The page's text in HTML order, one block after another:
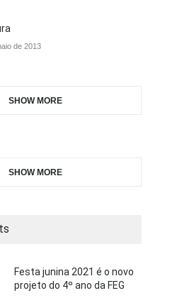
de 2013
SHOW MORE
SHOW MORE
Festa junina 2021 é o novo
projeto do 4º ano da FEG